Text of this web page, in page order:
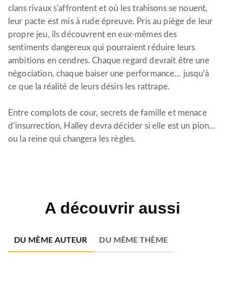
clans rivaux s'affrontent et où les trahisons se nouent,
leur pacte est mis à rude épreuve. Pris au piège de leur
propre jeu, ils découvrent en eux-mêmes des
sentiments dangereux qui pourraient réduire leurs
ambitions en cendres. Chaque regard devrait être une
négociation, chaque baiser une performance… jusqu’à
ce que la réalité de leurs désirs les rattrape.
Entre complots de cour, secrets de famille et menace
d’insurrection, Halley devra décider si elle est un pion…
ou la reine qui changera les règles.
A découvrir aussi
DU MÊME AUTEUR DU MÊME THÈME